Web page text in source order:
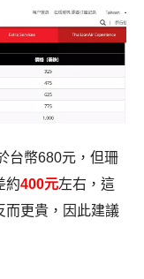
台幣680元，但珊
約400元左右，這
而更貴，因此建議